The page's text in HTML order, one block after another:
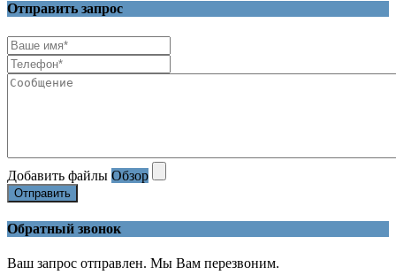
Отправить запрос
Добавить файлы Обзор
Отправить
Обратный звонок
Ваш запрос отправлен. Мы Вам перезвоним.